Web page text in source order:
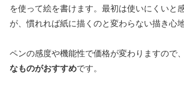
を使って絵を書けます。最初は使いにくいと
が、慣れれば紙に描くのと変わらない描き心
ペンの感度や機能性で価格が変わりますので
なものがおすすめです。